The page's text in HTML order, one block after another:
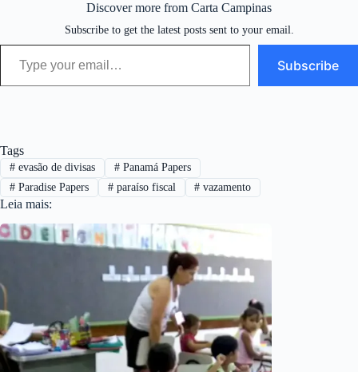
Discover more from Carta Campinas
Subscribe to get the latest posts sent to your email.
Type your email…
Subscribe
Tags
#evasão de divisas #Panamá Papers
#Paradise Papers #paraíso fiscal # vazamento
Leia mais: